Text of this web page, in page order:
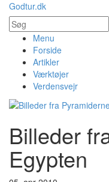
Godtur.dk
Menu
Forside
Artikler
Værktøjer
Verdensvejr
Billeder
Egypten